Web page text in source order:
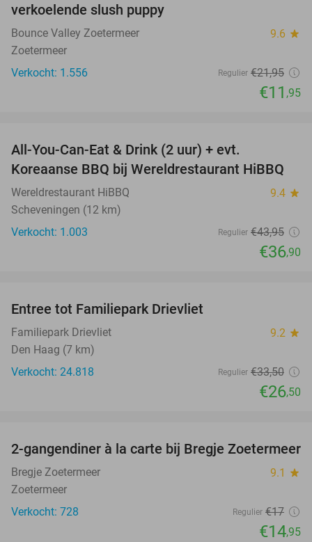
verkoelende slush puppy
Bounce Valley Zoetermeer 9.6 star
Zoetermeer
Verkocht: 1.556
Regulier €21,95
€11 ,95
All-You-Can-Eat & Drink (2 uur) + evt.
Koreaanse BBQ bij Wereldrestaurant HiBBQ
Wereldrestaurant HiBBQ 9.4 star
Scheveningen (12 km)
Verkocht: 1.003
Regulier €43,95
€36,90
Entree tot Familiepark Drievliet
Familiepark Drievliet 9.2 star
Den Haag (7 km)
Verkocht: 24.818
Regulier €33,50
€26,50
12%
2-gangendiner à la carte bij Bregje Zoetermeer
Bregje Zoetermeer 9.1 star
Zoetermeer
Verkocht: 728
Regulier €17
€14,95